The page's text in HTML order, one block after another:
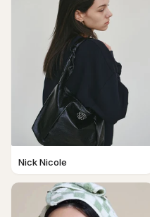
Nick Nicole